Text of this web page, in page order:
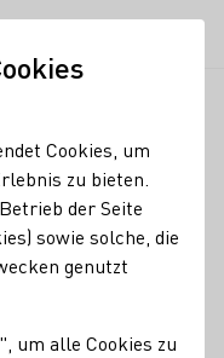
Cookies, um
zu bieten.
der Seite
sowie solche, die
genutzt
um alle Cookies zu